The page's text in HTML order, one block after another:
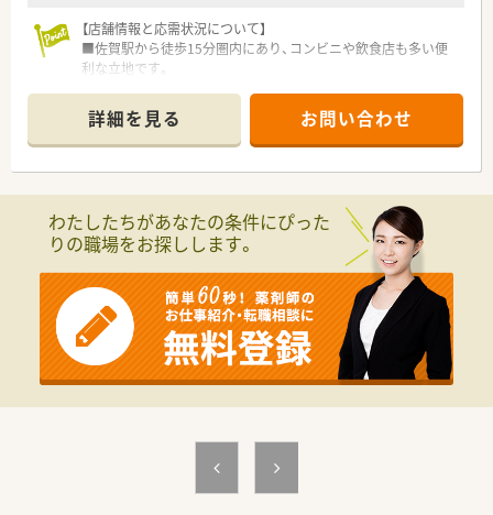
■「子育てサポート企業」として、厚生労働大臣の認定を受けた
証でかつ継続的な促進をしている「プラチナくるみんマーク」の
認定を受けております。
＜学べる研修制度＞
ロジェクトを開始し、勉強会や社内研修、学会参加、病院研修な
ど、様々な活動を行っています。
■オンラインにて朝8:00～8:15から30分実施。家事や通勤中な
■外来がん専門薬剤師2名による薬剤師を鍛える「マッスル研
修」や「漢方研修」、各店舗持ち回りで実施する「専門科目研修」な
どがあります。
【店舗情報と応需状況について】
■佐賀駅から徒歩15分圏内にあり、コンビニや飲食店も多い便
利な立地です。
箋に対応しています。
■正社員2名とパート1名の薬剤師が常時勤務しており、ヘルプ
体制も充実しています。
■今回の募集は体制強化のための増員であり、新たな仲間を求め
ています。
■精神科領域に興味があり、専門性を高めたいとお考えの方に最
■患者様一人ひとりに寄り添い、丁寧な服薬指導を心がけられる
方を歓迎いたします。
【職場環境と雰囲気】
■代表が30代の女性薬剤師であり、風通しの良い環境で相談し
やすい雰囲気です。
■薬剤師は常時2名体制で、協力しながら業務を進めることがで
■無理なく自分のペースで働きたい方に、特におすすめできる職
詳細を見る お問い合わせ
わたしたちがあなたの条件にぴった
りの職場をお探しします。